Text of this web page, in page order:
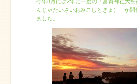
今年8月には2年に一度の「富賀神社大
んじゃたいさいおみこしとぎょ）」が開
ました。